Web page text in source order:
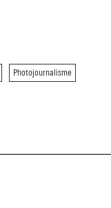
Photojournalisme